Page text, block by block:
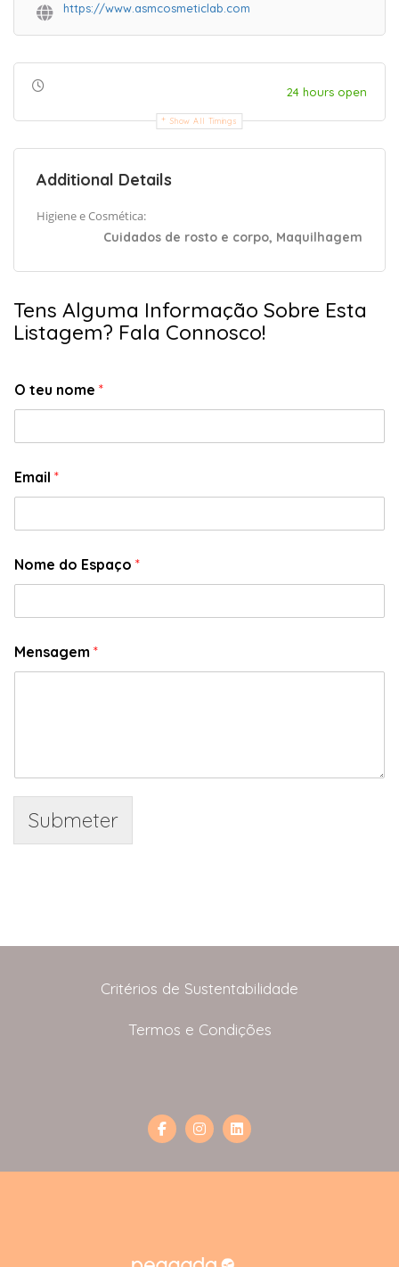
https://www.asmcosmeticlab.com
24 hours open
Show All Timings
Additional Details
Higiene e Cosmética:
Cuidados de rosto e corpo, Maquilhagem
Tens Alguma Informação Sobre Esta
Listagem? Fala Connosco!
O teu nome *
Email *
Nome do Espaço *
Mensagem *
Submeter
Critérios de Sustentabilidade
Termos e Condições